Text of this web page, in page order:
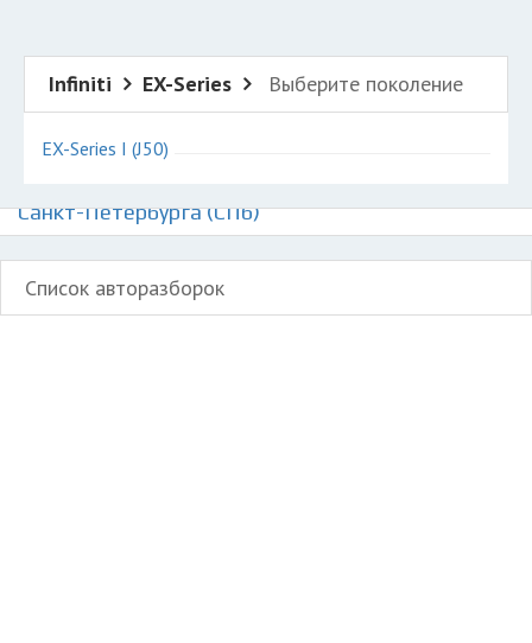
Infiniti EX-Series Выберите поколение
EX-Series I (J50)
Санкт-Петербурга (СПб)
Список авторазборок